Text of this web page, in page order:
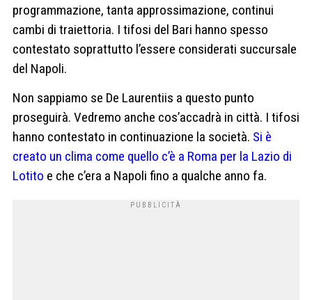
programmazione, tanta approssimazione, continui
cambi di traiettoria. I tifosi del Bari hanno spesso
contestato soprattutto l’essere considerati succursale
del Napoli.
Non sappiamo se De Laurentiis a questo punto
proseguirà. Vedremo anche cos’accadrà in città. I tifosi
hanno contestato in continuazione la società. Si è
creato un clima come quello c’è a Roma per la Lazio di
Lotito e che c’era a Napoli fino a qualche anno fa.